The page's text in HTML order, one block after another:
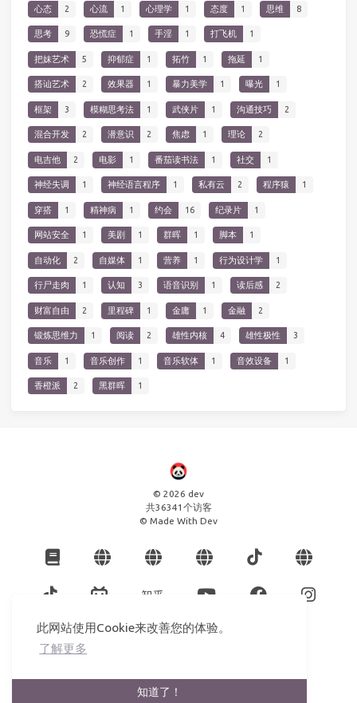
此网站使用Cookie来改善您的体验。
了解更多
知道了！
心态 2 心流 1 心理学 1 态度 1 思维 8
思考 9 恐慌症 1 手淫 1 打飞机 1
把妹艺术 5 抑郁症 1 拓竹 1 拖延 1
搭讪艺术 2 效果器 1 暴力美学 1 曝光 1
框架 3 模糊思考法 1 武侠片 1 沟通技巧 2
混合开发 2 潜意识 2 焦虑 1 理论 2
电吉他 2 电影 1 番茄读书法 1 社交 1
神经失调 1 神经语言程序 1 私有云 2 程序猿 1
穿搭 1 精神病 1 约会 16 纪录片 1
网站安全 1 美剧 1 群晖 1 脚本 1
自动化 2 自媒体 1 营养 1 行为设计学 1
行尸走肉 1 认知 3 语音识别 1 读后感 2
财富自由 2 里程碑 1 金庸 1 金融 2
锻炼思维力 1 阅读 2 雄性内核 4 雄性极性 3
音乐 1 音乐创作 1 音乐软体 1 音效设备 1
香橙派 2 黑群晖 1
© 2026 dev
共36341 个访客
© Made With Dev